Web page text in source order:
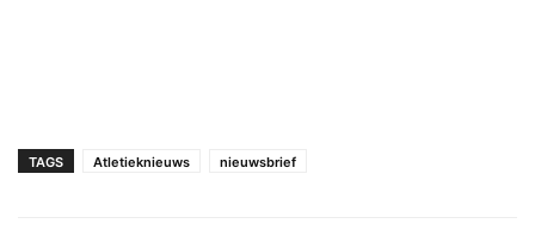
TAGS Atletieknieuws nieuwsbrief